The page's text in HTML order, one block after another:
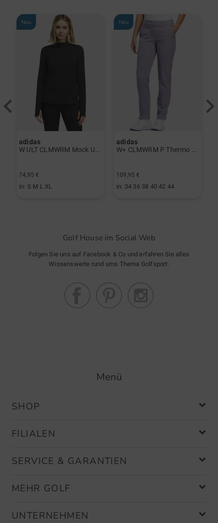
Neu
adidas
74,95 €
in: S M L XL
Neu
adidas
109,95 €
in: 34 36 38 40 42 44
Golf House im Social Web
Folgen Sie uns auf Facebook & Co und erfahren Sie alles
Wissenswerte rund ums Thema Golfsport.
Menü
SHOP
FILIALEN
SERVICE & GARANTIEN
MEHR GOLF
UNTERNEHMEN